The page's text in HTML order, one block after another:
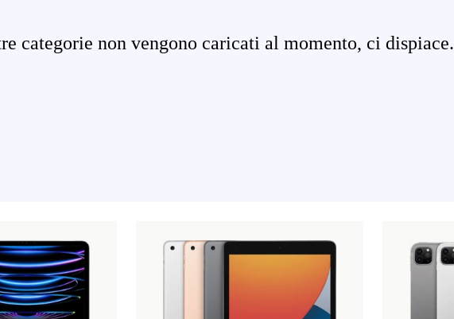
categorie non vengono caricati al momento, ci dispiace.